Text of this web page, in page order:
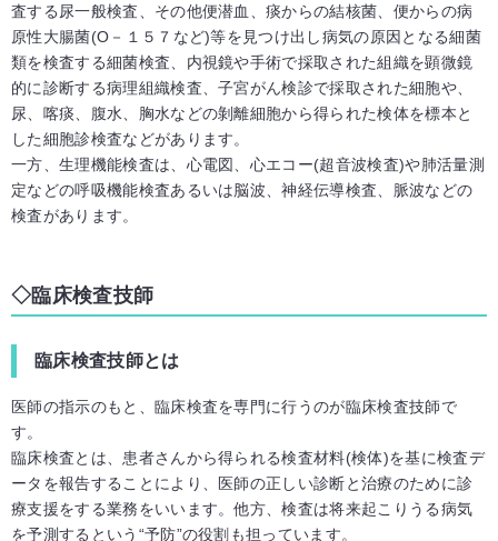
査する尿一般検査、その他便潜血、痰からの結核菌、便からの病
原性大腸菌(O－１５７など)等を見つけ出し病気の原因となる細菌
類を検査する細菌検査、内視鏡や手術で採取された組織を顕微鏡
的に診断する病理組織検査、子宮がん検診で採取された細胞や、
尿、喀痰、腹水、胸水などの剝離細胞から得られた検体を標本と
した細胞診検査などがあります。
一方、生理機能検査は、心電図、心エコー(超音波検査)や肺活量測
定などの呼吸機能検査あるいは脳波、神経伝導検査、脈波などの
検査があります。
臨床検査技師
臨床検査技師とは
医師の指示のもと、臨床検査を専門に行うのが臨床検査技師で
す。
臨床検査とは、患者さんから得られる検査材料(検体)を基に検査デ
ータを報告することにより、医師の正しい診断と治療のために診
療支援をする業務をいいます。他方、検査は将来起こりうる病気
を予測するという“予防”の役割も担っています。